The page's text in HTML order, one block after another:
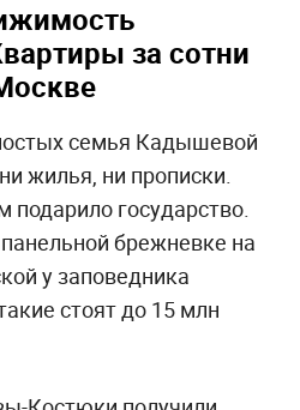
за сотни
семья Кадышевой
жилья, ни прописки.
государство.
брежневке на
у заповедника
стоят до 15 млн